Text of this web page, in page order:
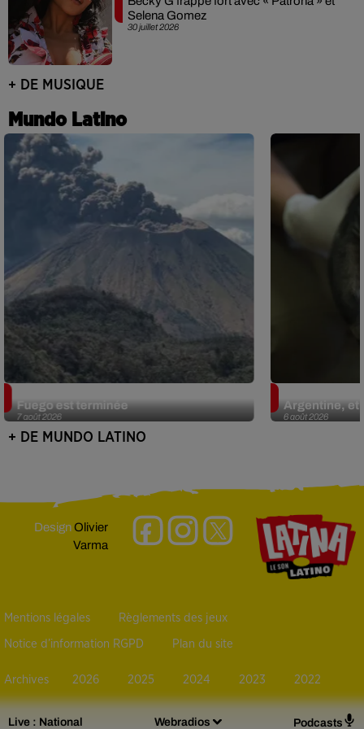
Live : National Webradios Podcasts
30 juillet 2026
Selena Gomez
+ DE MUSIQUE
Mundo Latino
7 août 2026
Fuego est terminée
6 août 2026
Argentine, et
+ DE MUNDO LATINO
DesignOlivier
Varma
Mentions légales Règlements des jeux
Notice d’information RGPD Plan du site
Archives 2026 2025 2024 2023 2022